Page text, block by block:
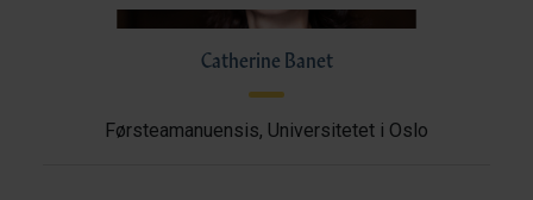
Catherine Banet
Førsteamanuensis, Universitetet i Oslo